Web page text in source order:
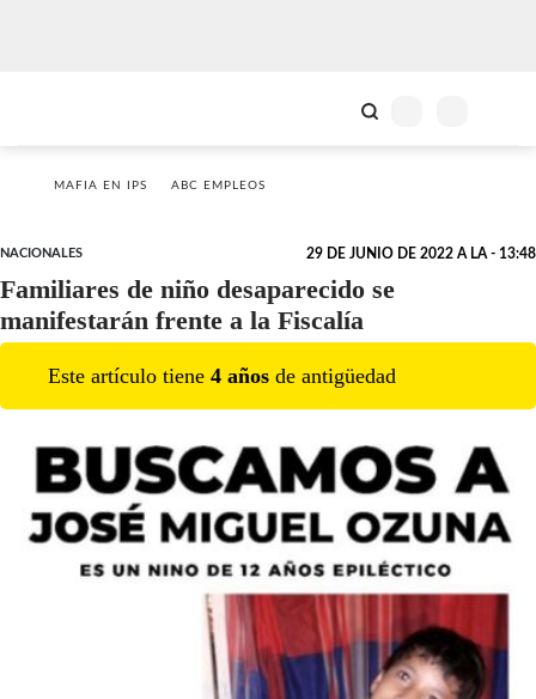
MAFIA EN IPS ABC EMPLEOS
NACIONALES 29 DE JUNIO DE 2022 A LA - 13:48
Familiares de niño desaparecido se
manifestarán frente a la Fiscalía
Este artículo tiene 4 años de antigüedad